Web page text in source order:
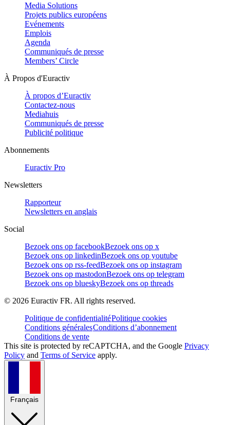
Media Solutions
Projets publics européens
Evénements
Emplois
Agenda
Communiqués de presse
Members’ Circle
À Propos d'Euractiv
À propos d’Euractiv
Contactez-nous
Mediahuis
Communiqués de presse
Publicité politique
Abonnements
Euractiv Pro
Newsletters
Rapporteur
Newsletters en anglais
Social
Bezoek ons op facebookBezoek ons op x
Bezoek ons op linkedinBezoek ons op youtube
Bezoek ons op rss-feedBezoek ons op instagram
Bezoek ons op mastodonBezoek ons op telegram
Bezoek ons op blueskyBezoek ons op threads
© 2026 Euractiv FR. All rights reserved.
Politique de confidentialitéPolitique cookies
Conditions généralesConditions d’abonnement
Conditions de vente
This site is protected by reCAPTCHA, and the Google Privacy
Policy and Terms of Service apply.
Français